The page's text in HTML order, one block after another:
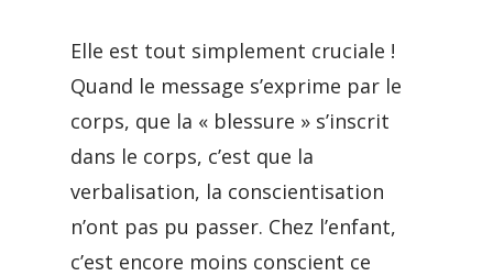
Elle est tout simplement cruciale !
Quand le message s’exprime par le
corps, que la « blessure » s’inscrit
dans le corps, c’est que la
verbalisation, la conscientisation
n’ont pas pu passer. Chez l’enfant,
c’est encore moins conscient ce